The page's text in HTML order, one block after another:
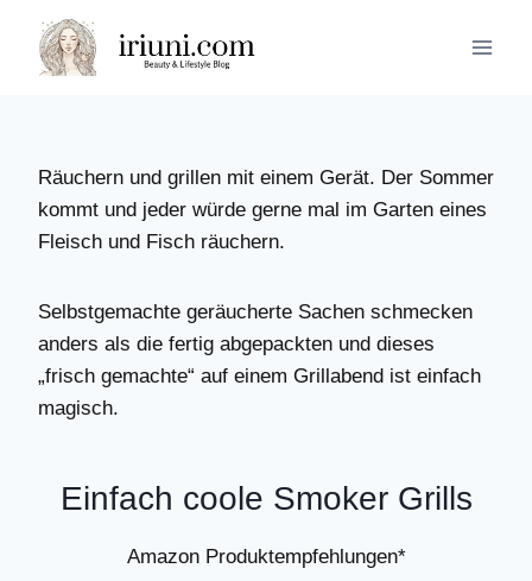
Inhalt
springen
Räuchern und grillen mit einem Gerät. Der Sommer
kommt und jeder würde gerne mal im Garten eines
Fleisch und Fisch räuchern.
Selbstgemachte geräucherte Sachen schmecken
anders als die fertig abgepackten und dieses
„frisch gemachte“ auf einem Grillabend ist einfach
magisch.
Einfach coole Smoker Grills
Amazon Produktempfehlungen*